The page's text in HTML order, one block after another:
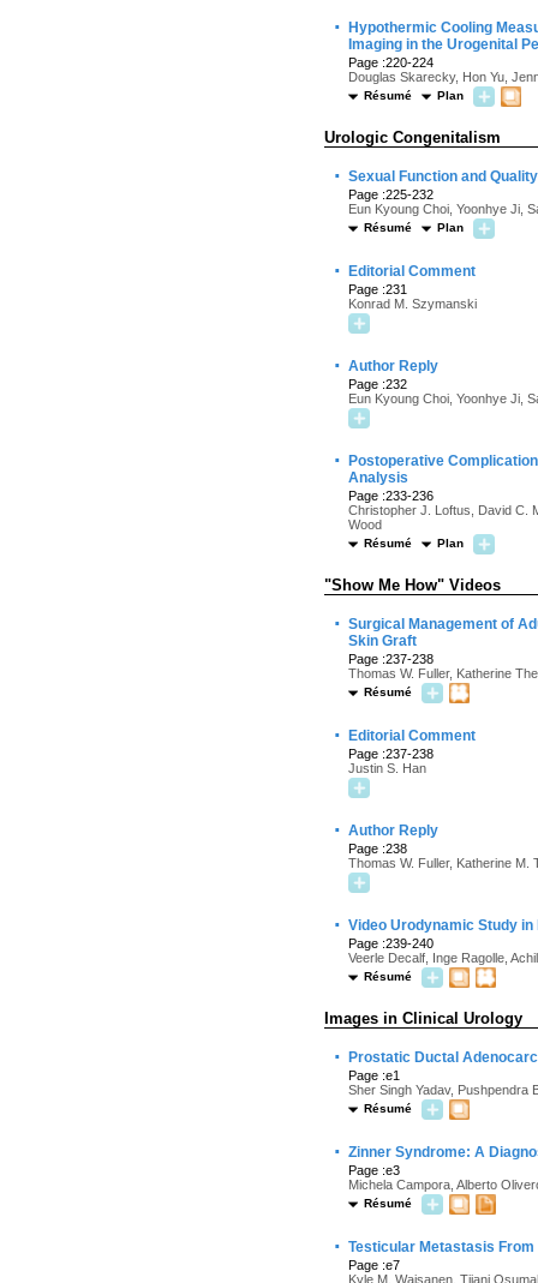
·
Hypothermic Cooling
Imaging in the Urogenital
Page :220-224
Douglas Skarecky, Hon Yu,
Résumé Plan
Urologic Congenitalism
· Sexual Function and
Page :225-232
Eun Kyoung Choi, Yoonhye Ji,
Résumé Plan
· Editorial Comment
Page :231
Konrad M. Szymanski
· Author Reply
Page :232
Eun Kyoung Choi, Yoonhye Ji,
·
Postoperative
Analysis
Page :233-236
Christopher J. Loftus, David C.
Wood
Résumé Plan
"Show Me How" Videos
· Surgical Management of
Skin Graft
Page :237-238
Thomas W. Fuller, Katherine
Résumé
· Editorial Comment
Page :237-238
Justin S. Han
· Author Reply
Page :238
Thomas W. Fuller, Katherine M.
· Video Urodynamic Study
Page :239-240
Veerle Decalf, Inge Ragolle,
Résumé
Images in Clinical Urology
· Prostatic Ductal
Page :e1
Sher Singh Yadav, Pushpendra
Résumé
· Zinner Syndrome: A
Page :e3
Michela Campora, Alberto
Résumé
· Testicular Metastasis
Page :e7
Kyle M. Waisanen, Tijani